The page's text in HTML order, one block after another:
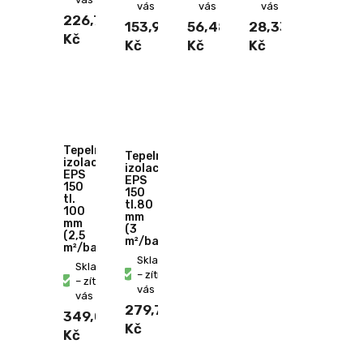
226,72
Kč
vás
153,91
Kč
vás
56,48
Kč
vás
28,33
Kč
Tepelná
izolace
EPS
150
tl.
100
mm
(2,5
m²/bal.)
Skladem
– zítra u
vás
349,06
Kč
Tepelná
izolace
EPS
150
tl.80
mm
(3
m²/bal.)
Skladem
– zítra u
vás
279,79
Kč